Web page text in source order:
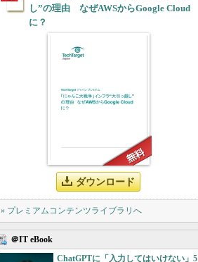
し”の理由 なぜAWSからGoogle Cloud
に？
ダウンロード
» プレミアムコンテンツライブラリへ
＠IT eBook
ChatGPTに「入力してはいけない」5